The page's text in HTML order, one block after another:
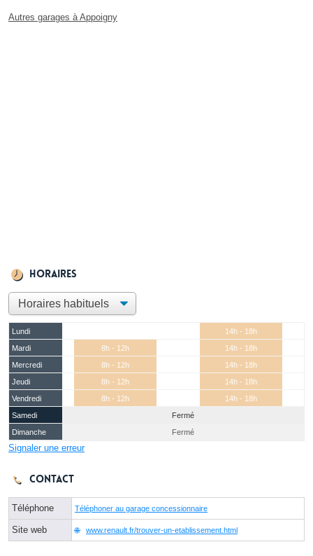
Autres garages à Appoigny
Horaires
Lundi
14h - 18h
Mardi
8h - 12h
14h - 18h
Mercredi
8h - 12h
14h - 18h
Jeudi
8h - 12h
14h - 18h
Vendredi
8h - 12h
14h - 18h
Samedi
Fermé
Dimanche
Fermé
Signaler une erreur
Contact
Téléphone Téléphoner au garage concessionnaire
Site web www.renault.fr/trouver-un-etablissement.html